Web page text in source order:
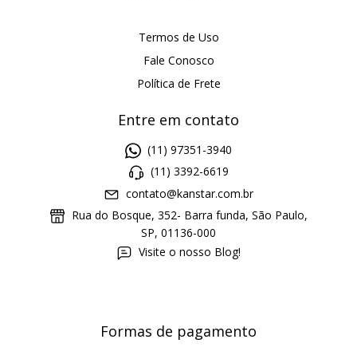
Termos de Uso
Fale Conosco
Política de Frete
Entre em contato
(11) 97351-3940
(11) 3392-6619
contato@kanstar.com.br
Rua do Bosque, 352- Barra funda, São Paulo,
SP, 01136-000
Visite o nosso Blog!
Formas de pagamento